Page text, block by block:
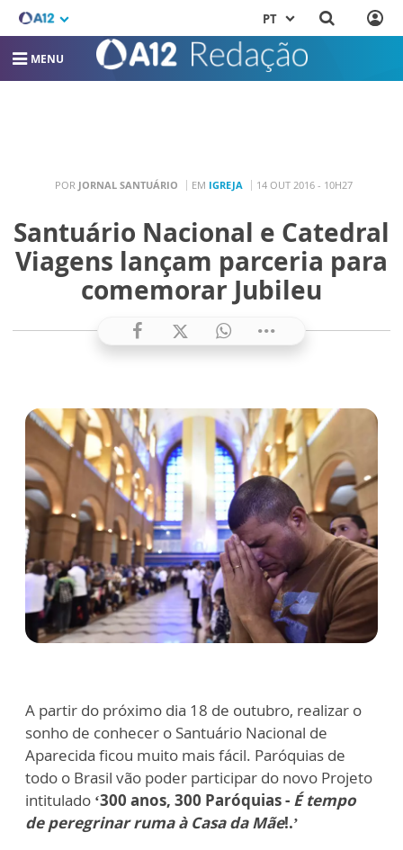
PT
MENU
POR JORNAL SANTUÁRIO EM IGREJA 14 OUT 2016 - 10H27
Santuário Nacional e Catedral
Viagens lançam parceria para
comemorar Jubileu
A partir do próximo dia 18 de outubro, realizar o
sonho de conhecer o Santuário Nacional de
Aparecida ficou muito mais fácil. Paróquias de
todo o Brasil vão poder participar do novo Projeto
intitulado ‘300 anos, 300 Paróquias - É tempo
de peregrinar ruma à Casa da Mãe!.’